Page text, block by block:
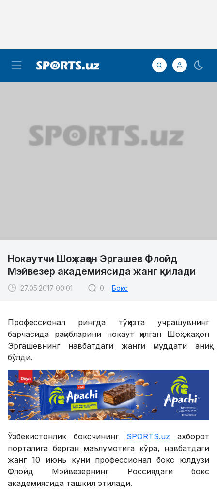
Нокаутчи Шоҳжаҳон Эргашев Флойд
Мэйвезер академиясида жанг қилади
27.05.2017 00:01 0 Бокс
Профессионал рингда тўққизта учрашувнинг
барчасида рақибларини нокаут қилган Шоҳжаҳон
Эргашевнинг навбатдаги жанги муддати аниқ
бўлди.
Ўзбекистонлик боксчининг SPORTS.uzахборот
порталига берган маълумотига кўра, навбатдаги
жанг 10 июнь куни профессионал бокс юлдузи
Флойд Мэйвезернинг Россиядаги бокс
академиясида ташкил этилади.